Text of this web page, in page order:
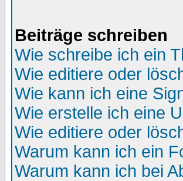
Beiträge schreiben
Wie schreibe ich ein
Wie editiere oder
Wie kann ich eine
Wie erstelle ich eine
Wie editiere oder
Warum kann ich ein
Warum kann ich bei